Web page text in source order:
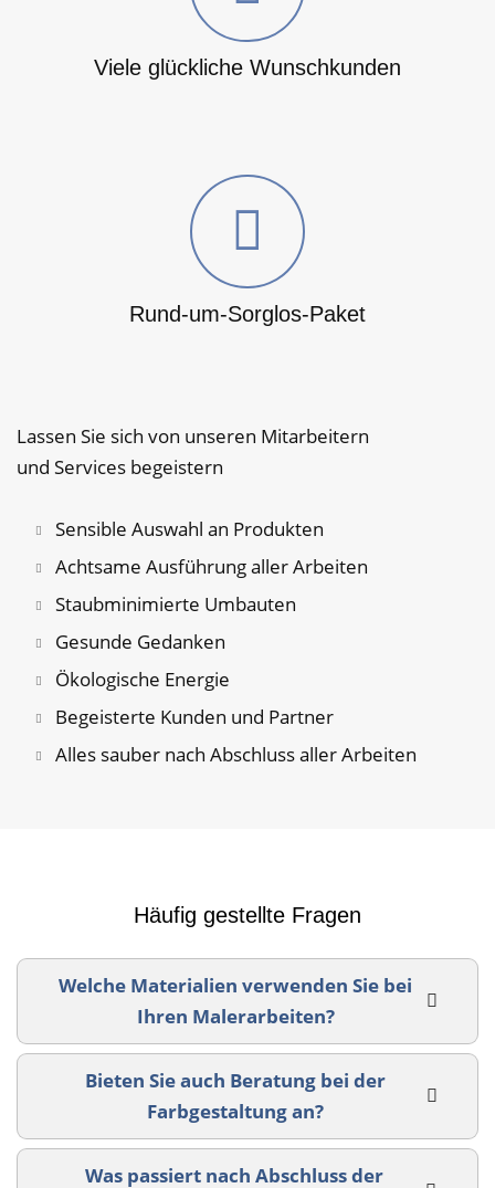
Viele glückliche Wunschkunden
Rund-um-Sorglos-Paket
Lassen Sie sich von unseren Mitarbeitern
und Services begeistern
Sensible Auswahl an Produkten
Achtsame Ausführung aller Arbeiten
Staubminimierte Umbauten
Gesunde Gedanken
Ökologische Energie
Begeisterte Kunden und Partner
Alles sauber nach Abschluss aller Arbeiten
Häufig gestellte Fragen
Welche Materialien verwenden Sie bei
Ihren Malerarbeiten?
Bieten Sie auch Beratung bei der
Farbgestaltung an?
Was passiert nach Abschluss der